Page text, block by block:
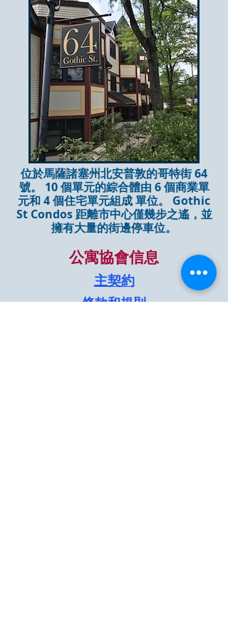
位於馬薩諸塞州北安普敦的哥特街 64
號。 10 個單元的綜合體由 6 個商業單
元和 4 個住宅單元組成單位。 Gothic
St Condos 距離市中心僅幾步之遙，並
擁有大量的街邊停車位。
公寓協會信息
主契約
條款和規則